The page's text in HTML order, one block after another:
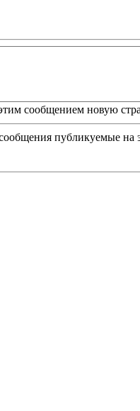
сообщением новую
публикуемые на